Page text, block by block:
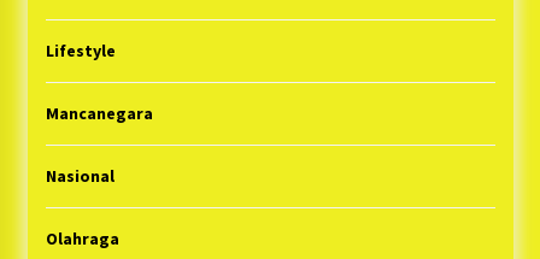
Lifestyle
Mancanegara
Nasional
Olahraga